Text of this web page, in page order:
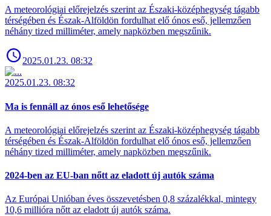
A meteorológiai előrejelzés szerint az Északi-középhegység tágabb
térségében és Észak-Alföldön fordulhat elő ónos eső, jellemzően
néhány tized milliméter, amely napközben megszűnik.
2025.01.23. 08:32
2025.01.23. 08:32
Ma is fennáll az ónos eső lehetősége
A meteorológiai előrejelzés szerint az Északi-középhegység tágabb
térségében és Észak-Alföldön fordulhat elő ónos eső, jellemzően
néhány tized milliméter, amely napközben megszűnik.
2024-ben az EU-ban nőtt az eladott új autók száma
Az Európai Unióban éves összevetésben 0,8 százalékkal, mintegy
10,6 millióra nőtt az eladott új autók száma.